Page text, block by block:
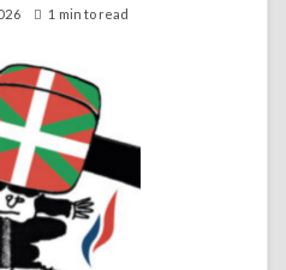
1 min to read